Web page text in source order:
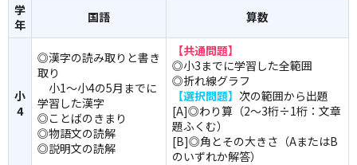
学
年
国語 算数
小
4
◎漢字の読み取りと書き
取り
小1～小4の5月までに
学習した漢字
◎ことばのきまり
◎物語文の読解
◎説明文の読解
【共通問題】
◎小3までに学習した全範囲
◎折れ線グラフ
【選択問題】 次の範囲から出題
[A]◎わり算（2～3桁÷1桁：文章
題ふくむ）
[B]◎角とその大きさ（AまたはB
のいずれか解答）